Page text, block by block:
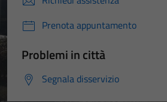
Prenota appuntamento
Problemi in città
Segnala disservizio